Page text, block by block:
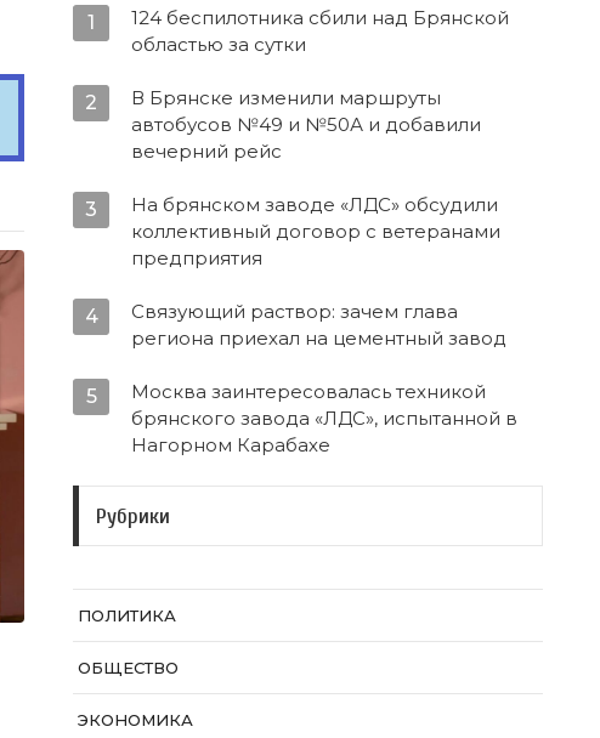
1
124 беспилотника сбили над Брянской
областью за сутки
2
В Брянске изменили маршруты
автобусов №49 и №50А и добавили
вечерний рейс
3
На брянском заводе «ЛДС» обсудили
коллективный договор с ветеранами
предприятия
4
Связующий раствор: зачем глава
региона приехал на цементный завод
5
Москва заинтересовалась техникой
брянского завода «ЛДС», испытанной в
Нагорном Карабахе
Рубрики
ПОЛИТИКА
ОБЩЕСТВО
ЭКОНОМИКА